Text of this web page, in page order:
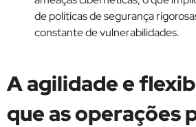
de políticas de segurança
constante de vulnerabilidades.
A agilidade e
que as operações